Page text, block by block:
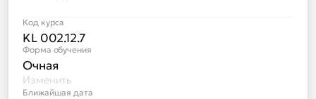
Код курса
KL 002.12.7
Форма обучения
Очная
Изменить
Ближайшая дата